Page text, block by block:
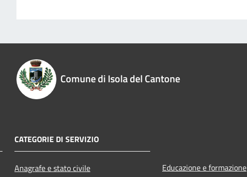
Comune di Isola del Cantone
CATEGORIE DI SERVIZIO
Anagrafe e stato civile
Educazione e formazione